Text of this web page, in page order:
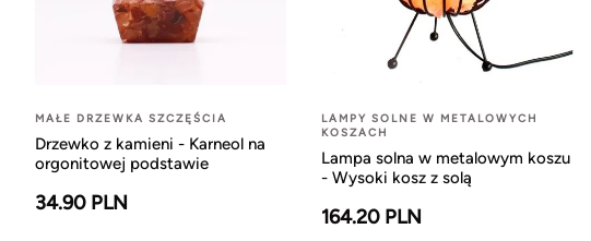
MAŁE DRZEWKA SZCZĘŚCIA
Drzewko z kamieni - Karneol na
orgonitowej podstawie
34.90 PLN
LAMPY SOLNE W METALOWYCH
KOSZACH
Lampa solna w metalowym koszu
- Wysoki kosz z solą
164.20 PLN